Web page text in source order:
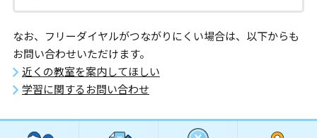
なお、フリーダイヤルがつながりにくい場合は、以下からも
お問い合わせいただけます。
近くの教室を案内してほしい
学習に関するお問い合わせ